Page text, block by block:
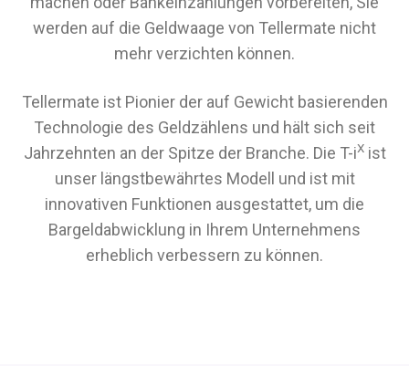
werden auf die Geldwaage von Tellermate nicht
mehr verzichten können.
Tellermate ist Pionier der auf Gewicht basierenden
Technologie des Geldzählens und hält sich seit
Jahrzehnten an der Spitze der Branche. Die T-iXist
unser längstbewährtes Modell und ist mit
innovativen Funktionen ausgestattet, um die
Bargeldabwicklung in Ihrem Unternehmens
erheblich verbessern zu können.